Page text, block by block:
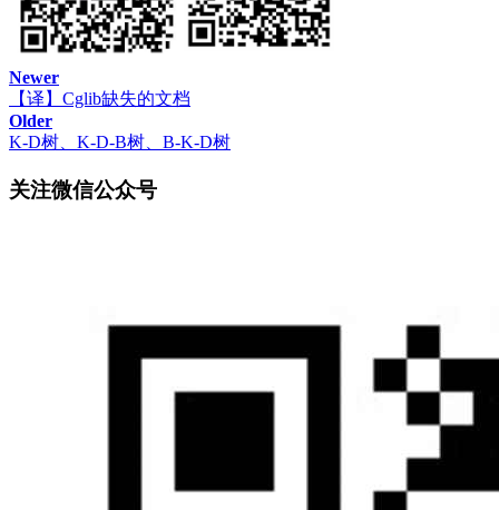
至9.0。新版本的Tomcat不再支持_下划线的域名，而nginx上配
置的反向代理upstream 名为crmweb_stage。
Newer
【译】Cglib缺失的文档
Older
K-D树、K-D-B树、B-K-D树
关注微信公众号